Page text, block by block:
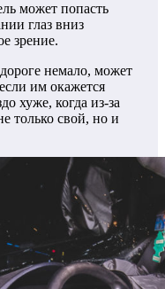
может попасть
глаз вниз
зрение.
немало, может
им окажется
хуже, когда из-за
только свой, но и